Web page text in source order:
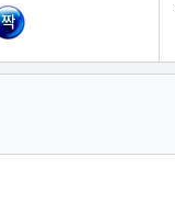
짝